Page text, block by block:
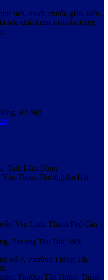
mối, muỗi, chuột, gián, kiến,
hóa chất kiểm soát côn trùng
Hà Nội
Tỉnh Lâm Đồng
Thoại, Phường An Hải,
Văn Linh, Thành Phố Cần
Phường Thủ Dầu Một,
Số 9, Phường Thông Tây
Phường Tân Hưng, Thành